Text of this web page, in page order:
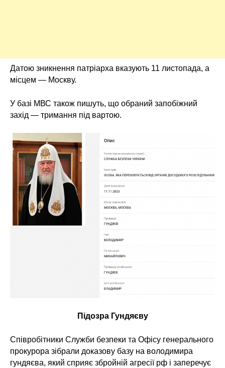
Датою зникнення патріарха вказують 11 листопада, а
місцем — Москву.
У базі МВС також пишуть, що обраний запобіжний
захід — тримання під вартою.
Підозра Гундяєву
Співробітники Служби безпеки та Офісу генерального
прокурора зібрали доказову базу на володимира
гундяєва, який сприяє збройній агресії рф і заперечує